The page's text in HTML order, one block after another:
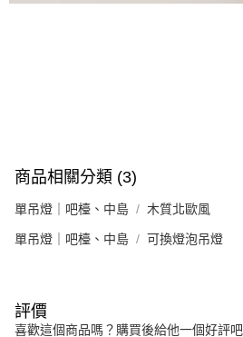
商品相關分類 (3)
單吊燈｜吧檯、中島 木質北歐風
單吊燈｜吧檯、中島 可換燈泡吊燈
評價
喜歡這個商品嗎？購買後給他一個好評吧